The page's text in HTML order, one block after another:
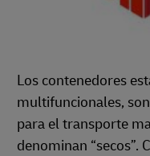
Los contenedores
multifuncionales,
para el transporte
denominan “secos”.